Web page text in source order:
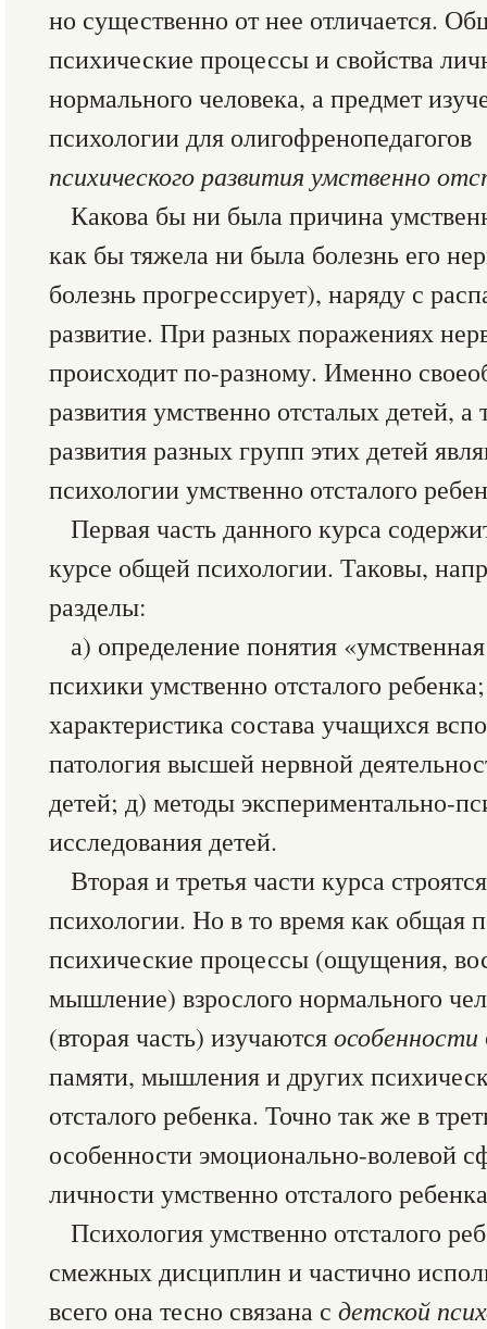
но существенно от нее отличается.
психические процессы и свойства
нормального человека, а предмет
психологии для
психического развития умственно
Какова бы ни была причина
как бы тяжела ни была болезнь его
болезнь прогрессирует), наряду с
развитие. При разных поражениях
происходит по-разному. Именно
развития умственно отсталых детей,
развития разных групп этих детей
психологии умственно отсталого
Первая часть данного курса
курсе общей психологии. Таковы,
разделы:
а) определение понятия
психики умственно отсталого
характеристика состава учащихся
патология высшей нервной
детей; д) методы экспериментально-
исследования детей.
Вторая и третья части курса
психологии. Но в то время как общая
психические процессы (ощущения,
мышление) взрослого нормального
(вторая часть) изучаютсяособенности
памяти, мышления и других
отсталого ребенка. Точно так же в
особенности эмоционально-волевой
личности умственно отсталого
Психология умственно отсталого
смежных дисциплин и частично
всего она тесно связана с детской